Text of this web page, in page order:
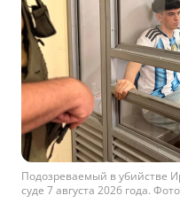
Подозреваемый в убийстве
суде 7 августа 2026 года.